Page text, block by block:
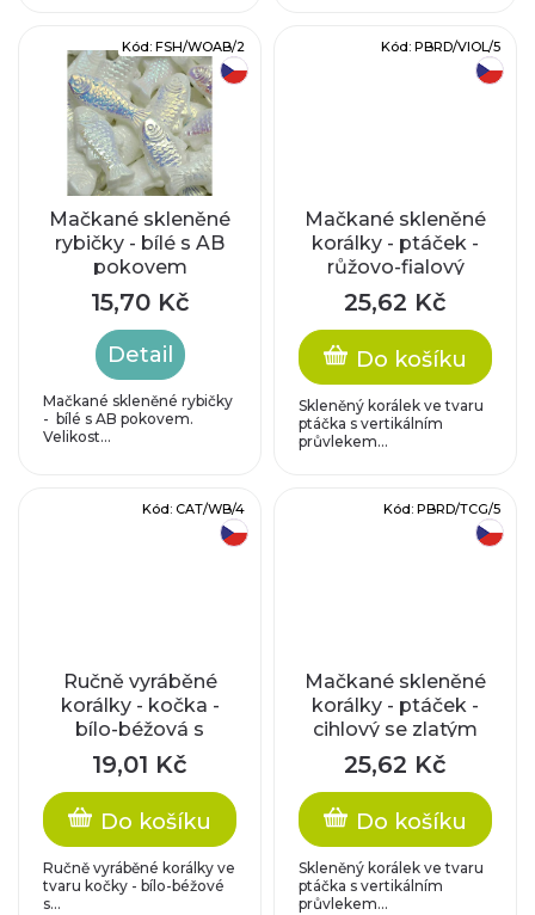
Mačkané skleněné
rybičky - bílé s AB
pokovem
15,70 Kč
Detail
Mačkané skleněné rybičky
- bílé s AB pokovem.
Velikost...
Kód: FSH/WOAB/2
Mačkané skleněné
korálky - ptáček -
růžovo-fialový
25,62 Kč
Do košíku
Skleněný korálek ve tvaru
ptáčka s vertikálním
průvlekem...
Kód: PBRD/VIOL/5
Ručně vyráběné
korálky - kočka -
bílo-béžová s
černým zatíráním
19,01 Kč
Do košíku
Ručně vyráběné korálky ve
tvaru kočky - bílo-béžové
s...
Kód: CAT/WB/4
Mačkané skleněné
korálky - ptáček -
cihlový se zlatým
zatíráním
25,62 Kč
Do košíku
Skleněný korálek ve tvaru
ptáčka s vertikálním
průvlekem...
Kód: PBRD/TCG/5